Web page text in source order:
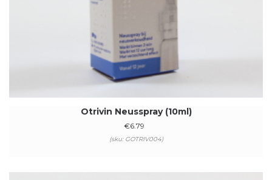
Otrivin Neusspray (10ml)
€6.79
(sku: GOTRIV004)